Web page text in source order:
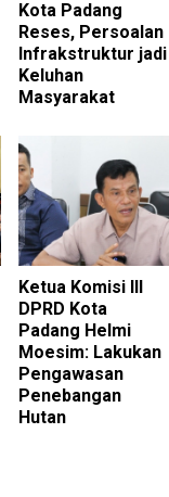
Kota Padang
Reses, Persoalan
Infrakstruktur jadi
Keluhan
Masyarakat
Ketua Komisi III
DPRD Kota
Padang Helmi
Moesim: Lakukan
Pengawasan
Penebangan
Hutan